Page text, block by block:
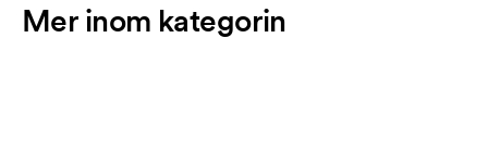
Mer inom kategorin